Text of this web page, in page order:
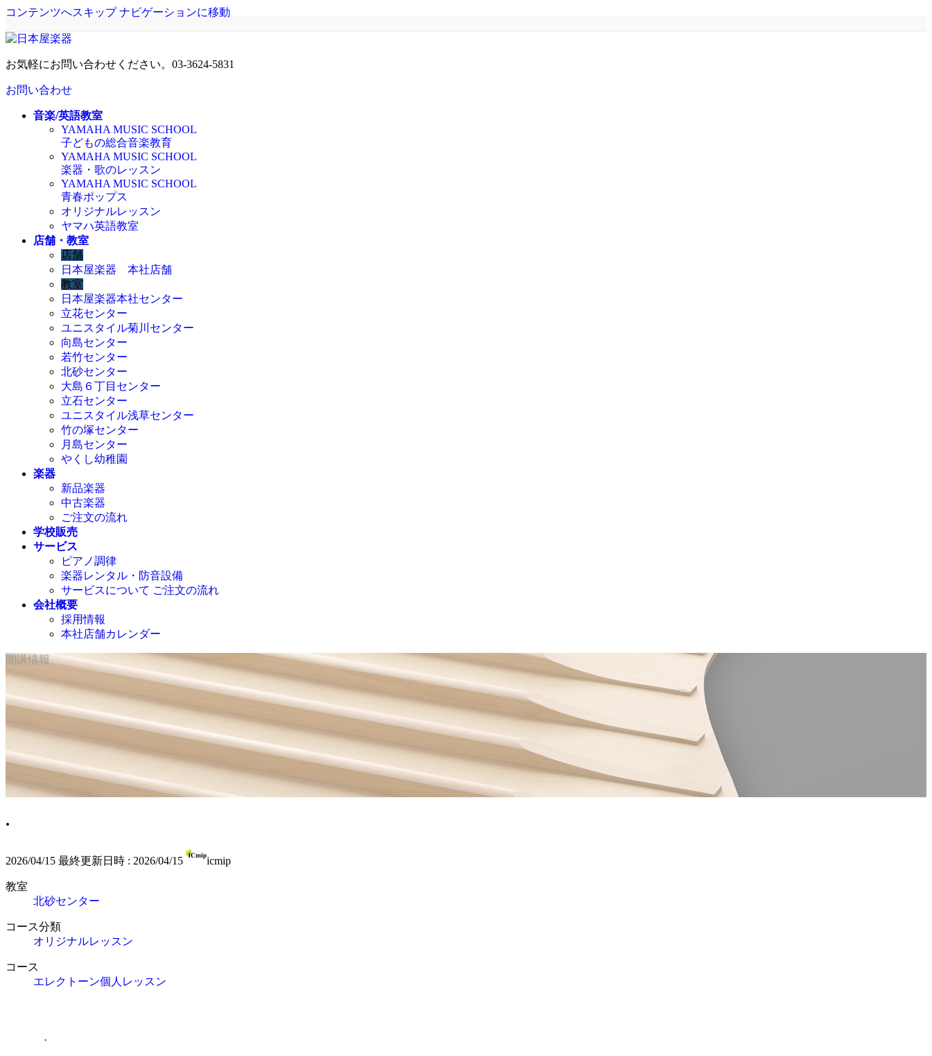
コンテンツへスキップ ナビゲーションに移動
お気軽にお問い合わせください。 03-3624-5831
お問い合わせ
音楽/英語教室
YAMAHA MUSIC SCHOOL
子どもの総合音楽教育
YAMAHA MUSIC SCHOOL
楽器・歌のレッスン
YAMAHA MUSIC SCHOOL
青春ポップス
オリジナルレッスン
ヤマハ英語教室
店舗・教室
店舗
日本屋楽器 本社店舗
教室
日本屋楽器本社センター
立花センター
ユニスタイル菊川センター
向島センター
若竹センター
北砂センター
大島６丁目センター
立石センター
ユニスタイル浅草センター
竹の塚センター
月島センター
やくし幼稚園
楽器
新品楽器
中古楽器
ご注文の流れ
学校販売
サービス
ピアノ調律
楽器レンタル・防音設備
サービスについて ご注文の流れ
会社概要
採用情報
本社店舗カレンダー
開講情報
.
2026/04/15 最終更新日時 : 2026/04/15 icmip
教室
北砂センター
コース分類
オリジナルレッスン
コース
エレクトーン個人レッスン
.